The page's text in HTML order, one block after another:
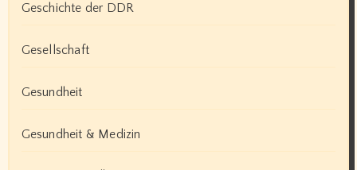
Geschichte der DDR
Gesellschaft
Gesundheit
Gesundheit & Medizin